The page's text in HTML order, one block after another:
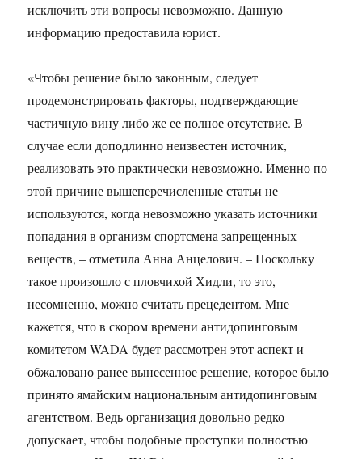
исключить эти вопросы невозможно. Данную
информацию предоставила юрист.
«Чтобы решение было законным, следует
продемонстрировать факторы, подтверждающие
частичную вину либо же ее полное отсутствие. В
случае если доподлинно неизвестен источник,
реализовать это практически невозможно. Именно по
этой причине вышеперечисленные статьи не
используются, когда невозможно указать источники
попадания в организм спортсмена запрещенных
веществ, – отметила Анна Анцелович. – Поскольку
такое произошло с пловчихой Хидли, то это,
несомненно, можно считать прецедентом. Мне
кажется, что в скором времени антидопинговым
комитетом WADA будет рассмотрен этот аспект и
обжаловано ранее вынесенное решение, которое было
принято ямайским национальным антидопинговым
агентством. Ведь организация довольно редко
допускает, чтобы подобные проступки полностью